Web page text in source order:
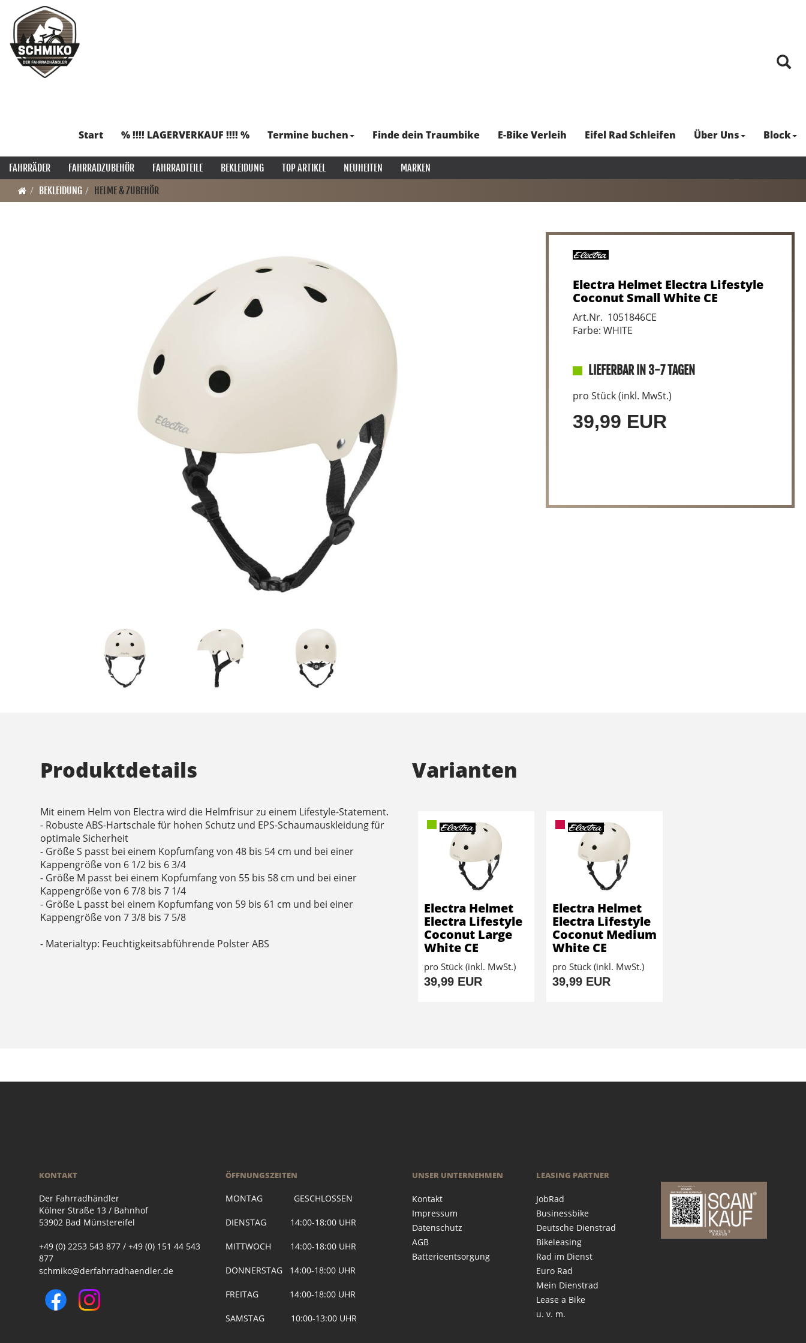
Start % !!!! LAGERVERKAUF !!!! % Termine buchen Finde dein Traumbike E-Bike Verleih Eifel Rad Schleifen Über Uns Block
FAHRRÄDER FAHRRADZUBEHÖR FAHRRADTEILE BEKLEIDUNG TOP ARTIKEL NEUHEITEN
MARKEN
BEKLEIDUNG
HELME & ZUBEHÖR
Electra Helmet Electra Lifestyle
Coconut Small White CE
Art.Nr. 1051846CE
Farbe: WHITE
LIEFERBAR IN 3-7 TAGEN
pro Stück (inkl. MwSt.)
39,99 EUR
Produktdetails
Mit einem Helm von Electra wird die Helmfrisur zu einem Lifestyle-Statement.
- Robuste ABS-Hartschale für hohen Schutz und EPS-Schaumauskleidung für
optimale Sicherheit
- Größe S passt bei einem Kopfumfang von 48 bis 54 cm und bei einer
Kappengröße von 6 1/2 bis 6 3/4
- Größe M passt bei einem Kopfumfang von 55 bis 58 cm und bei einer
Kappengröße von 6 7/8 bis 7 1/4
- Größe L passt bei einem Kopfumfang von 59 bis 61 cm und bei einer
Kappengröße von 7 3/8 bis 7 5/8
- Materialtyp: Feuchtigkeitsabführende Polster ABS
Varianten
Electra Helmet
Electra Lifestyle
Coconut Large
White CE
pro Stück (inkl. MwSt.)
39,99 EUR
Electra Helmet
Electra Lifestyle
Coconut Medium
White CE
pro Stück (inkl. MwSt.)
39,99 EUR
KONTAKT
Der Fahrradhändler
Kölner Straße 13 / Bahnhof
53902 Bad Münstereifel
+49 (0) 2253 543 877 / +49 (0) 151 44 543
877
schmiko@derfahrradhaendler.de
ÖFFNUNGSZEITEN
MONTAG GESCHLOSSEN
DIENSTAG 14:00-18:00 UHR
MITTWOCH 14:00-18:00 UHR
DONNERSTAG 14:00-18:00 UHR
FREITAG 14:00-18:00 UHR
SAMSTAG 10:00-13:00 UHR
UNSER UNTERNEHMEN
Kontakt
Impressum
Datenschutz
AGB
Batterieentsorgung
LEASING PARTNER
JobRad
Businessbike
Deutsche Dienstrad
Bikeleasing
Rad im Dienst
Euro Rad
Mein Dienstrad
Lease a Bike
u. v. m.